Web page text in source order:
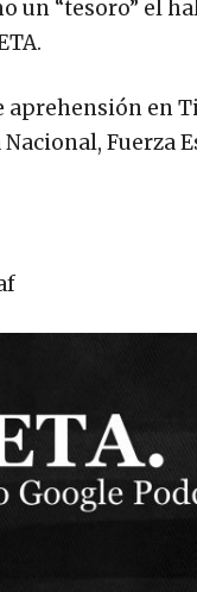
un “tesoro” el
aprehensión en
Fuerza